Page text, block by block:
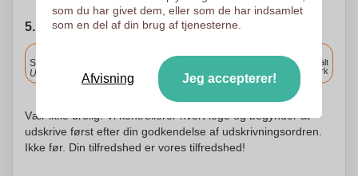
5. Vælg forsendelsesdato
Standard levering
Upload og godkend dine filer i morgen før 9:30.
Levering overalt
i Danmark
Vær ikke urolig! Vi kontrollerer hvert logo og begynder at
udskrive først efter din godkendelse af udskrivningsordren.
Ikke før. Din tilfredshed er vores tilfredshed!
som du har givet dem, eller som de har indsamlet
som en del af din brug af tjenesterne.
Afvisning Jeg accepterer!